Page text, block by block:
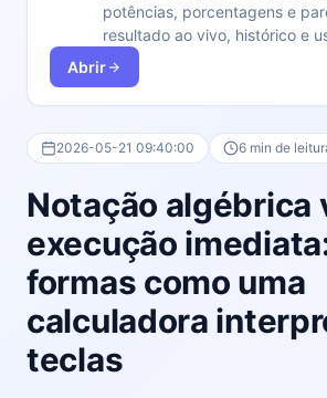
potências, porcentagens e
resultado ao vivo, histórico e
Abrir
2026-05-21 09:40:00 6 min de
Notação algébrica
execução
formas como uma
calculadora
teclas